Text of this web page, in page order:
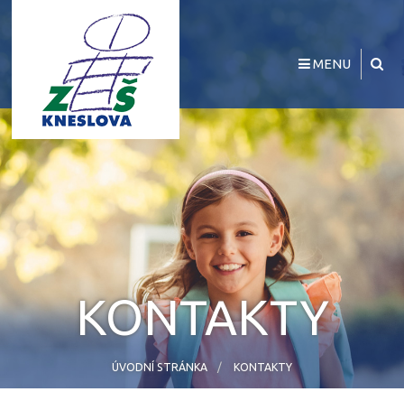
MENU
KONTAKTY
ÚVODNÍ STRÁNKA KONTAKTY